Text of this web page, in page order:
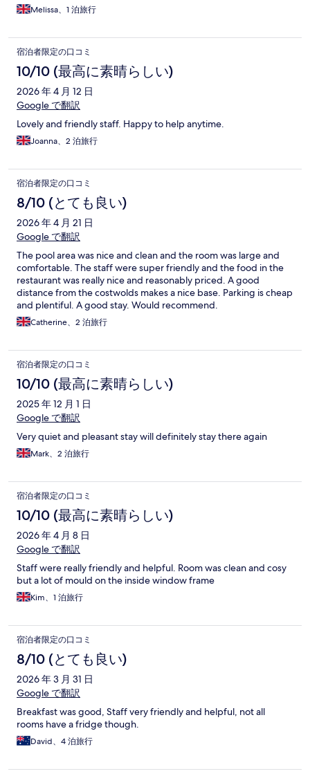
Melissa、1 泊旅行
宿泊者限定の口コミ
10/10 (最高に素晴らしい)
2026 年 4 月 12 日
Google で翻訳
Lovely and friendly staff. Happy to help anytime.
Joanna、2 泊旅行
宿泊者限定の口コミ
8/10 (とても良い)
2026 年 4 月 21 日
Google で翻訳
The pool area was nice and clean and the room was large and
comfortable. The staff were super friendly and the food in the
restaurant was really nice and reasonably priced. A good
distance from the costwolds makes a nice base. Parking is cheap
and plentiful. A good stay. Would recommend.
Catherine、2 泊旅行
宿泊者限定の口コミ
10/10 (最高に素晴らしい)
2025 年 12 月 1 日
Google で翻訳
Very quiet and pleasant stay will definitely stay there again
Mark、2 泊旅行
宿泊者限定の口コミ
10/10 (最高に素晴らしい)
2026 年 4 月 8 日
Google で翻訳
Staff were really friendly and helpful. Room was clean and cosy
but a lot of mould on the inside window frame
Kim、1 泊旅行
宿泊者限定の口コミ
8/10 (とても良い)
2026 年 3 月 31 日
Google で翻訳
Breakfast was good, Staff very friendly and helpful, not all
rooms have a fridge though.
David、4 泊旅行